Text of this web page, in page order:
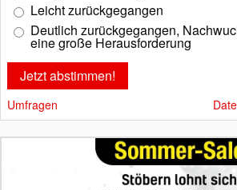
Leicht zurückgegangen
Deutlich zurückgegangen,
eine große Herausforderung
Umfragen